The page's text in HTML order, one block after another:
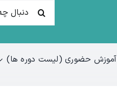
جستجو
برای:
آموزش حضوری (لیست دوره ها)